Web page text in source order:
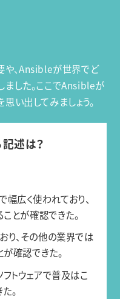
、Ansibleが世界でど
した。ここでAnsibleが
い出してみましょう。
述は？
広く使われており、
とが確認できた。
、その他の業界では
確認できた。
トウェアで普及はこ
。